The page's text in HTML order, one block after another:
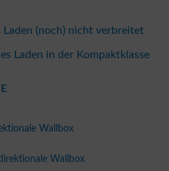
(noch) nicht verbreitet
Laden in der Kompaktklasse
Wallbox
Wallbox